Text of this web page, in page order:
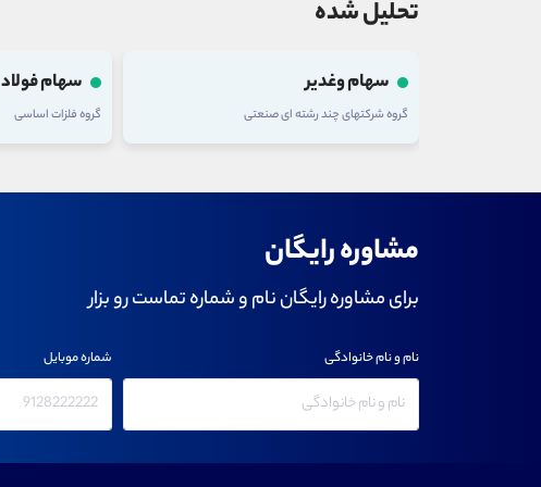
تحلیل شده
سهام وغدیر
گروه شرکتهای چند رشته ای صنعتی
سهام فولاد
گروه فلزات اساسی
مشاوره رایگان
برای مشاوره رایگان نام و شماره تماست رو بزار
نام و نام خانوادگی شماره موبایل